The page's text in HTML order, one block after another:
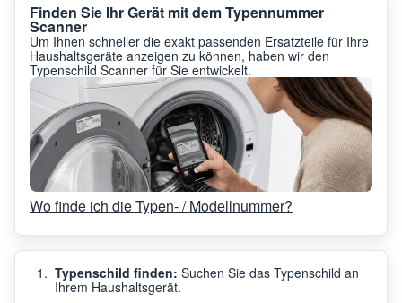
Finden Sie Ihr Gerät mit dem Typennummer
Scanner
Um Ihnen schneller die exakt passenden Ersatzteile für Ihre
Haushaltsgeräte anzeigen zu können, haben wir den
Typenschild Scanner für Sie entwickelt.
Wo finde ich die Typen- / Modellnummer?
Typenschild finden: Suchen Sie das Typenschild an
Ihrem Haushaltsgerät.